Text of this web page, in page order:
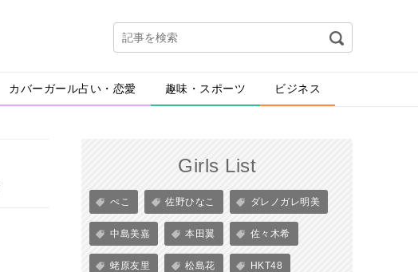
カバーガール占い・恋愛 趣味・スポーツ ビジネス
Girls List
ぺこ 佐野ひなこ ダレノガレ明美
中島美嘉 本田翼 佐々木希
蛯原友里 松島花 HKT48